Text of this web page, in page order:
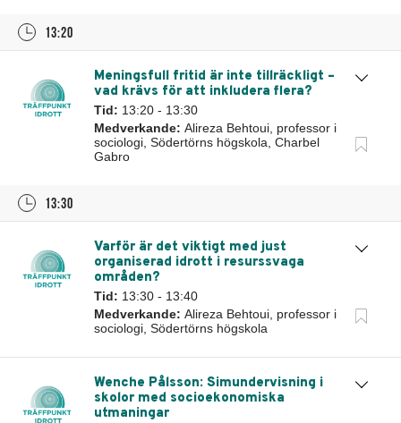
13:20
Meningsfull fritid är inte tillräckligt –
vad krävs för att inkludera flera?
Tid: 13:20 - 13:30
Medverkande: Alireza Behtoui, professor i
sociologi, Södertörns högskola, Charbel
Gabro
13:30
Varför är det viktigt med just
organiserad idrott i resurssvaga
områden?
Tid: 13:30 - 13:40
Medverkande: Alireza Behtoui, professor i
sociologi, Södertörns högskola
Wenche Pålsson: Simundervisning i
skolor med socioekonomiska
utmaningar